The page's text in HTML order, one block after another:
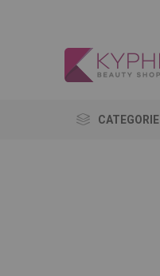
CATEGORIE